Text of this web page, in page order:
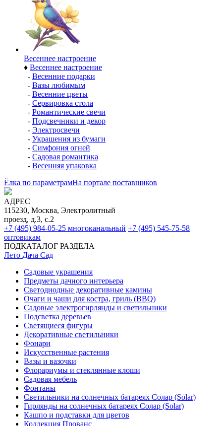
Весеннее настроение
♦ Весеннее настроение
- Весенние подарки
- Вазы любимым
- Весенние цветы
- Сервировка стола
- Романтические свечи
- Подсвечники и декор
- Электросвечи
- Украшения из бумаги
- Симфония огней
- Садовая романтика
- Весенняя упаковка
Ёлка по параметрамНа портале поставщиков
АДРЕС
115230, Москва, Электролитный
проезд, д.3, с.2
+7 (495) 984-05-25 многоканальный +7 (495) 545-75-58
оптовикам
ПОДКАТАЛОГ РАЗДЕЛА
Лето Дача Сад
Садовые украшения
Предметы дачного интерьера
Светодиодные декоративные камины
Очаги и чаши для костра, гриль (BBQ)
Садовые электрогирлянды и светильники
Подсветка деревьев
Светящиеся фигуры
Декоративные светильники
Фонари
Искусственные растения
Вазы и вазочки
Флорариумы и стеклянные клоши
Садовая мебель
Фонтаны
Светильники на солнечных батареях Солар (Solar)
Гирлянды на солнечных батареях Солар (Solar)
Кашпо и подставки для цветов
Коллекция Прованс